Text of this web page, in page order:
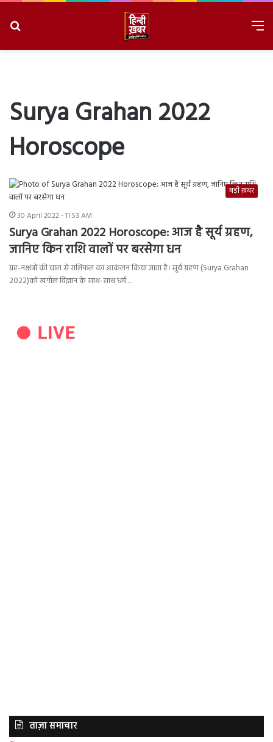
Surya Grahan 2022
Horoscope
बड़ी ख़बर
30 April 2022 - 11:53 AM
Surya Grahan 2022 Horoscope: आज है सूर्य ग्रहण,
जानिए किन राशि वालों पर बरसेगा धन
ग्रह-नक्षत्रों की चाल से राशिफल का आकंलन किया जाता है। सूर्य ग्रहण (Surya Grahan
2022)को खगोल विज्ञान के साथ-साथ धर्म…
ताज़ा समाचार